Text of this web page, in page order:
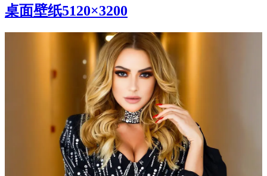
桌面壁纸5120×3200